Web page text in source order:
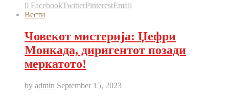
0 FacebookTwitterPinterestEmail
Вести
Човекот мистерија: Џефри
Монкада, диригентот позади
меркатото!
by admin September 15, 2023